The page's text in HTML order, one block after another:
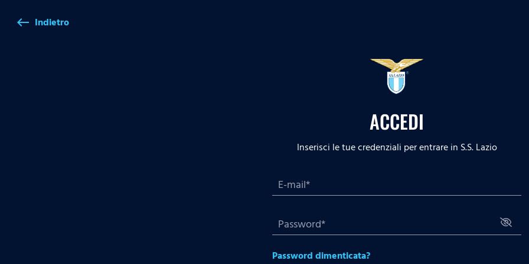
west Indietro
ACCEDI
Inserisci le tue credenziali per entrare in S.S. Lazio
Password dimenticata?